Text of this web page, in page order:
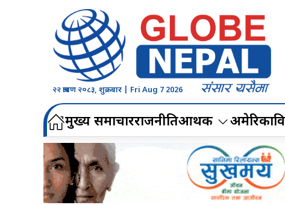
२२ श्रावण २०८३, शुक्रबार | Fri Aug 7 2026
मुख्य समाचारराजनीतिआर्थिक अमेरिका